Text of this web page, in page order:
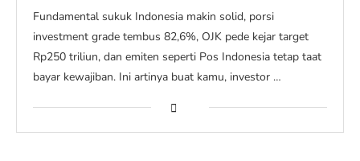
Fundamental sukuk Indonesia makin solid, porsi
investment grade tembus 82,6%, OJK pede kejar target
Rp250 triliun, dan emiten seperti Pos Indonesia tetap taat
bayar kewajiban. Ini artinya buat kamu, investor …